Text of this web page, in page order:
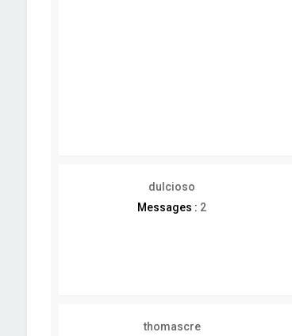
dulcioso
Messages : 2
thomascre